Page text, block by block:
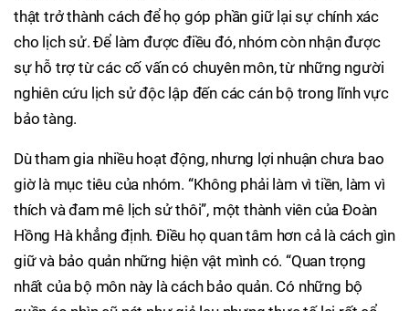
thật trở thành cách để họ góp phần giữ lại sự chính xác
cho lịch sử. Để làm được điều đó, nhóm còn nhận được
sự hỗ trợ từ các cố vấn có chuyên môn, từ những người
nghiên cứu lịch sử độc lập đến các cán bộ trong lĩnh vực
bảo tàng.
Dù tham gia nhiều hoạt động, nhưng lợi nhuận chưa bao
giờ là mục tiêu của nhóm. “Không phải làm vì tiền, làm vì
thích và đam mê lịch sử thôi”, một thành viên của Đoàn
Hồng Hà khẳng định. Điều họ quan tâm hơn cả là cách gìn
giữ và bảo quản những hiện vật mình có. “Quan trọng
nhất của bộ môn này là cách bảo quản. Có những bộ